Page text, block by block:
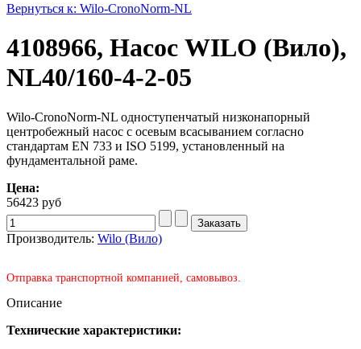
Вернуться к: Wilo-CronoNorm-NL
4108966, Насос WILO (Вило),
NL40/160-4-2-05
Wilo-CronoNorm-NL одноступенчатый низконапорный
центробежный насос с осевым всасыванием согласно
стандартам EN 733 и ISO 5199, установленный на
фундаментальной раме.
Цена:
56423 руб
Производитель: Wilo (Вило)
Отправка транспортной компанией, самовывоз.
Описание
Технические характеристики: